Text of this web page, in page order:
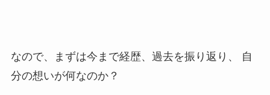
なので、まずは今まで経歴、過去を振り返り、 自
分の想いが何なのか？